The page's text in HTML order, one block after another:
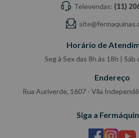
Televendas: (11)
Horário de
Seg à Sex das 8h às 18h | Sáb
Endereço
Rua Auriverde, 1607 - Vila
Siga a